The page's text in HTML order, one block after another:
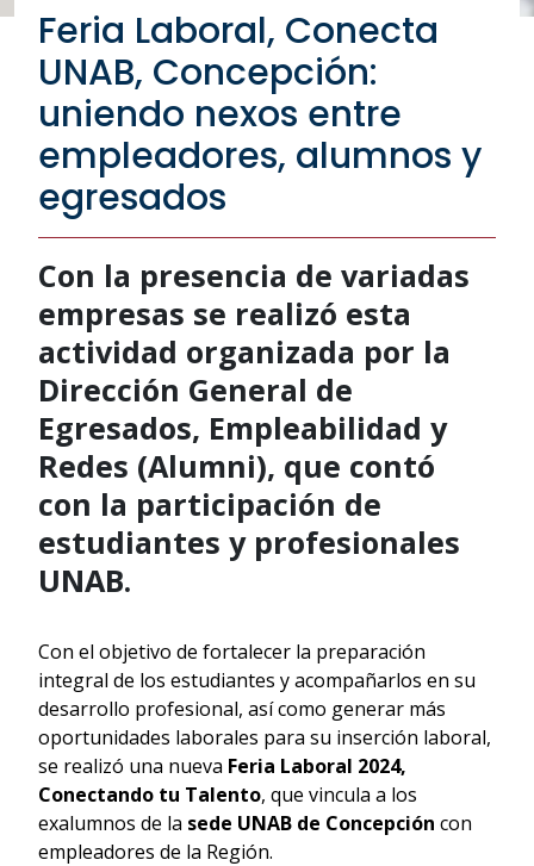
Feria Laboral, Conecta
UNAB, Concepción:
uniendo nexos entre
empleadores, alumnos y
egresados
Con la presencia de variadas
empresas se realizó esta
actividad organizada por la
Dirección General de
Egresados, Empleabilidad y
Redes (Alumni), que contó
con la participación de
estudiantes y profesionales
UNAB.
Con el objetivo de fortalecer la preparación
integral de los estudiantes y acompañarlos en su
desarrollo profesional, así como generar más
oportunidades laborales para su inserción laboral,
se realizó una nueva Feria Laboral 2024,
Conectando tu Talento, que vincula a los
exalumnos de la sede UNAB de Concepción con
empleadores de la Región.